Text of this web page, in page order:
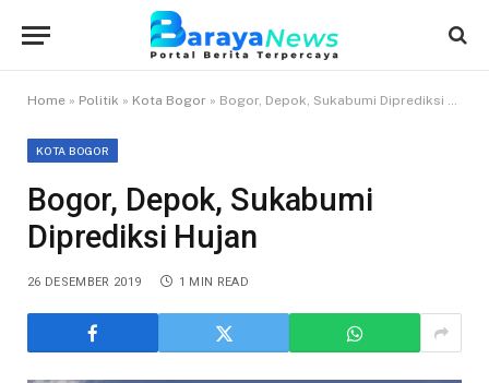
Home » Politik » Kota Bogor » Bogor, Depok, Sukabumi Diprediksi Hujan
KOTA BOGOR
Bogor, Depok, Sukabumi
Diprediksi Hujan
26 DESEMBER 2019 1 MIN READ